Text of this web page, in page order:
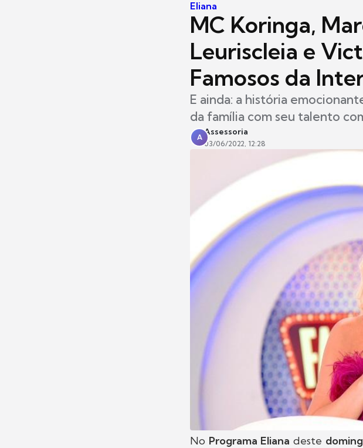
Eliana
MC Koringa,
Leuriscleia e
Famosos da
E ainda: a história
da família com seu talento
A
Assessoria
03/06/2022, 12:28
No Programa Eliana deste